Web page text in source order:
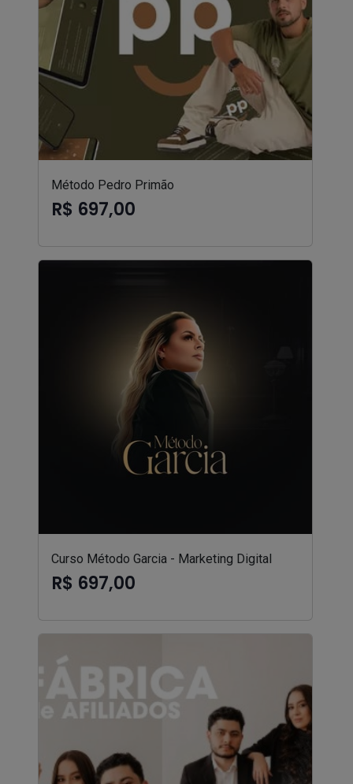
Método Pedro Primão
R$ 697,00
Curso Método Garcia - Marketing Digital
R$ 697,00